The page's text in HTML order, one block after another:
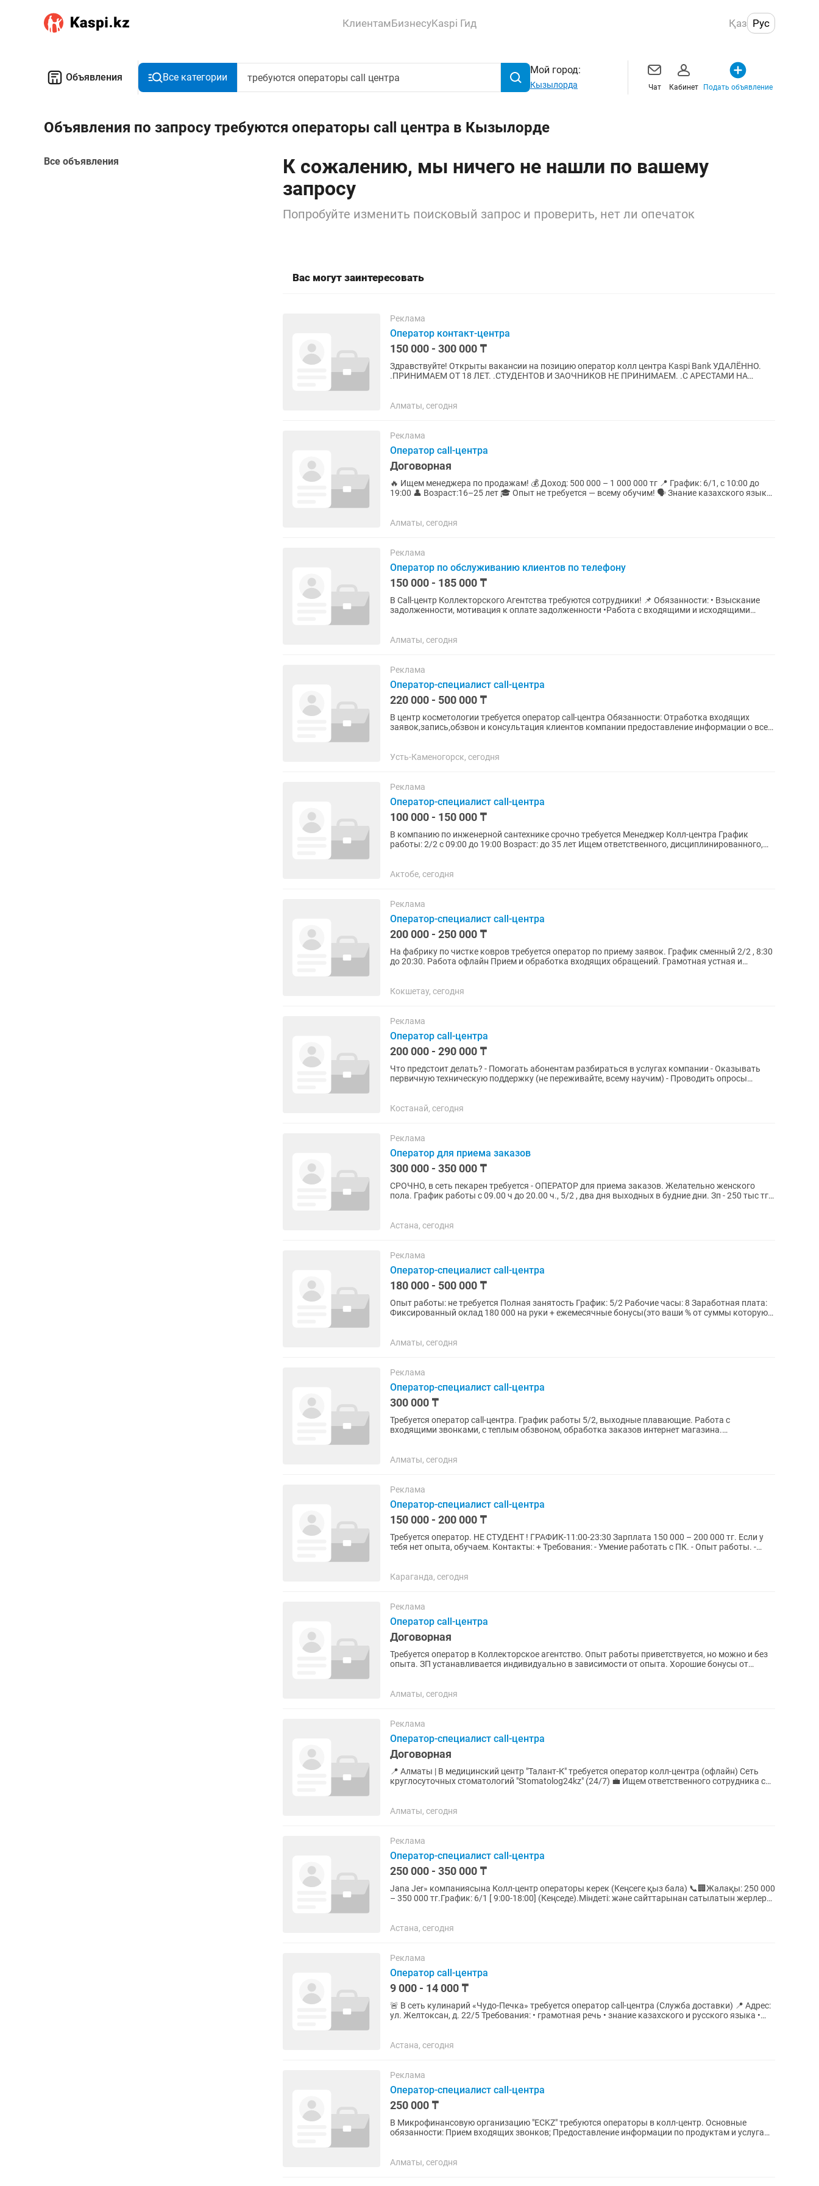
КлиентамБизнесуKaspi Гид Қаз Рус
Объявления Все категории
Мой город:
Кызылорда Чат Кабинет Подать объявление
Объявления по запросу требуются операторы call центра в Кызылорде
Все объявления
К сожалению, мы ничего не нашли по вашему
запросу
Попробуйте изменить поисковый запрос и проверить, нет ли опечаток
Вас могут заинтересовать
Реклама
Оператор контакт-центра
150 000 - 300 000 ₸
Здравствуйте! Открыты вакансии на позицию оператор колл центра Kaspi Bank УДАЛЁННО.
.ПРИНИМАЕМ ОТ 18 ЛЕТ. .СТУДЕНТОВ И ЗАОЧНИКОВ НЕ ПРИНИМАЕМ. .С АРЕСТАМИ НА
Алматы, сегодня
Реклама
Оператор call-центра
Договорная
🔥 Ищем менеджера по продажам! 💰 Доход: 500 000 – 1 000 000 тг 📍 График: 6/1, с 10:00 до
19:00 👤 Возраст:16–25 лет 🎓 Опыт не требуется — всему обучим! 🗣 Знание казахского языка
Алматы, сегодня
Реклама
Оператор по обслуживанию клиентов по телефону
150 000 - 185 000 ₸
В Call-центр Коллекторского Агентства требуются сотрудники! 📌 Обязанности: • Взыскание
задолженности, мотивация к оплате задолженности •Работа с входящими и исходящими
Алматы, сегодня
Реклама
Оператор-специалист call-центра
220 000 - 500 000 ₸
В центр косметологии требуется оператор call-центра Обязанности: Отработка входящих
заявок,запись,обзвон и консультация клиентов компании предоставление информации о всех
Усть-Каменогорск, сегодня
Реклама
Оператор-специалист call-центра
100 000 - 150 000 ₸
В компанию по инженерной сантехнике срочно требуется Менеджер Колл-центра График
работы: 2/2 с 09:00 до 19:00 Возраст: до 35 лет Ищем ответственного, дисциплинированного,
Актобе, сегодня
Реклама
Оператор-специалист call-центра
200 000 - 250 000 ₸
На фабрику по чистке ковров требуется оператор по приему заявок. График сменный 2/2 , 8:30
до 20:30. Работа офлайн Прием и обработка входящих обращений. Грамотная устная и
Кокшетау, сегодня
Реклама
Оператор call-центра
200 000 - 290 000 ₸
Что предстоит делать? - Помогать абонентам разбираться в услугах компании - Оказывать
первичную техническую поддержку (не переживайте, всему научим) - Проводить опросы
Костанай, сегодня
Реклама
Оператор для приема заказов
300 000 - 350 000 ₸
СРОЧНО, в сеть пекарен требуется - ОПЕРАТОР для приема заказов. Желательно женского
пола. График работы с 09.00 ч до 20.00 ч., 5/2 , два дня выходных в будние дни. Зп - 250 тыс тг +
Астана, сегодня
Реклама
Оператор-специалист call-центра
180 000 - 500 000 ₸
Опыт работы: не требуется Полная занятость График: 5/2 Рабочие часы: 8 Заработная плата:
Фиксированный оклад 180 000 на руки + ежемесячные бонусы(это ваши % от суммы которую
Алматы, сегодня
Реклама
Оператор-специалист call-центра
300 000 ₸
Требуется оператор call-центра. График работы 5/2, выходные плавающие. Работа с
входящими звонками, с теплым обзвоном, обработка заказов интернет магазина.
Алматы, сегодня
Реклама
Оператор-специалист call-центра
150 000 - 200 000 ₸
Требуется оператор. НЕ СТУДЕНТ ! ГРАФИК-11:00-23:30 Зарплата 150 000 – 200 000 тг. Если у
тебя нет опыта, обучаем. Контакты: + Требования: - Умение работать с ПК. - Опыт работы. -
Караганда, сегодня
Реклама
Оператор call-центра
Договорная
Требуется оператор в Коллекторское агентство. Опыт работы приветствуется, но можно и без
опыта. ЗП устанавливается индивидуально в зависимости от опыта. Хорошие бонусы от
Алматы, сегодня
Реклама
Оператор-специалист call-центра
Договорная
📍 Алматы | В медицинский центр "Талант-К" требуется оператор колл-центра (офлайн) Сеть
круглосуточных стоматологий "Stomatolog24kz" (24/7) 💼 Ищем ответственного сотрудника со
Алматы, сегодня
Реклама
Оператор-специалист call-центра
250 000 - 350 000 ₸
Jana Jer» компаниясына Колл-центр операторы керек (Кеңсеге қыз бала) 📞🏢Жалақы: 250 000
– 350 000 тг.График: 6/1 [ 9:00-18:00] (Кеңседе).Міндеті: және сайттарынан сатылатын жерлерді
Астана, сегодня
Реклама
Оператор call-центра
9 000 - 14 000 ₸
🚨 В сеть кулинарий «Чудо-Печка» требуется оператор call-центра (Служба доставки) 📍 Адрес:
ул. Желтоксан, д. 22/5 Требования: • грамотная речь • знание казахского и русского языка •
Астана, сегодня
Реклама
Оператор-специалист call-центра
250 000 ₸
В Микрофинансовую организацию "ECKZ" требуются операторы в колл-центр. Основные
обязанности: Прием входящих звонков; Предоставление информации по продуктам и услугам
Алматы, сегодня